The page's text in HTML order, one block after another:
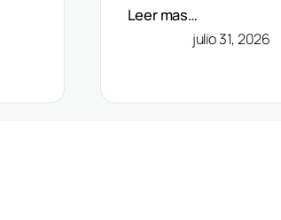
Leer mas…
julio 31, 2026